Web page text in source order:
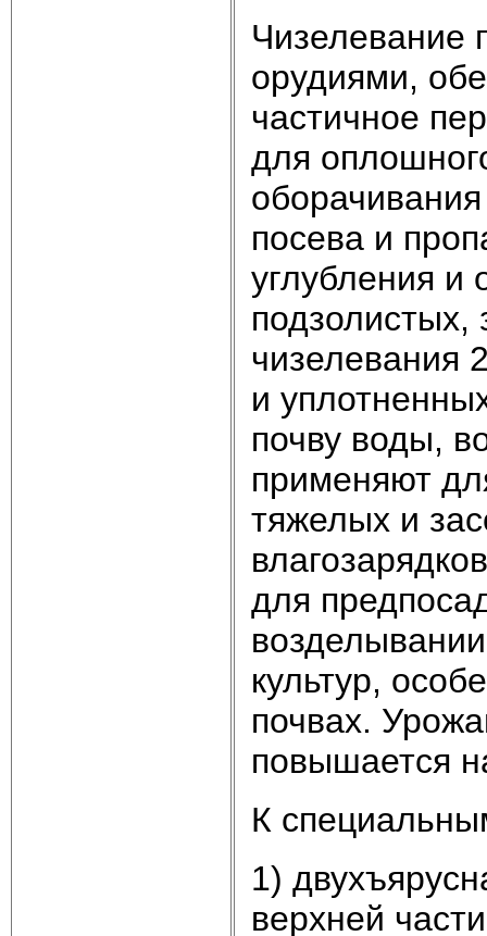
Чизелевание
орудиями,
частичное
для
посева и
углубления и
подзолистых,
чизелевания
и
почву воды,
применяют
тяжелых и
для
культур,
почвах.
повышается
К
1)
верхней